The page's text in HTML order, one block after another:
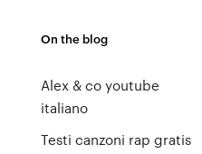
On the blog
Alex & co youtube
italiano
Testi canzoni rap gratis